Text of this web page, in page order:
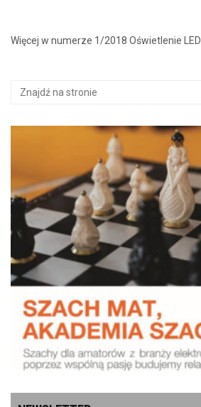
Więcej w numerze 1/2018 Oświetlenie LED.